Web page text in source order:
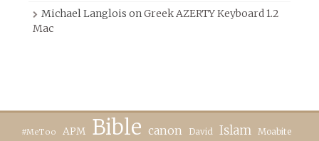
Michael Langlois onGreek AZERTY Keyboard 1.2
Mac
#MeToo APM Bible canon David Islam Moabite